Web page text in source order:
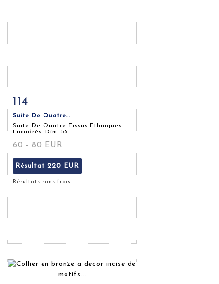
Fiche détaillée
114
Suite De Quatre...
Suite De Quatre Tissus Ethniques
Encadrés. Dim. 55...
60 - 80 EUR
Résultat 220 EUR
Résultats sans frais